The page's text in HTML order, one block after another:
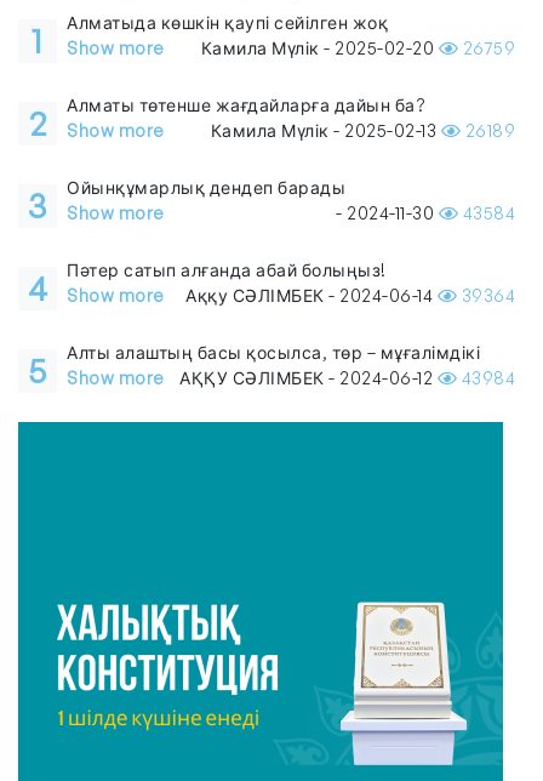
1
Алматыда көшкін қаупі сейілген жоқ
Show more
Камила Мүлік - 2025-02-20 26759
2
Алматы төтенше жағдайларға дайын ба?
Show more
Камила Мүлік - 2025-02-13 26189
3
Ойынқұмарлық дендеп барады
Show more
- 2024-11-30 43584
4
Пәтер сатып алғанда абай болыңыз!
Show more
Аққу СӘЛІМБЕК - 2024-06-14 39364
5
Алты алаштың басы қосылса, төр – мұғалімдікі
Show more
АҚҚУ СӘЛІМБЕК - 2024-06-12 43984